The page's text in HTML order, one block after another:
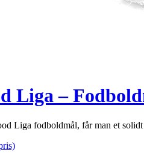
Liga –
Liga fodboldmål, får man et